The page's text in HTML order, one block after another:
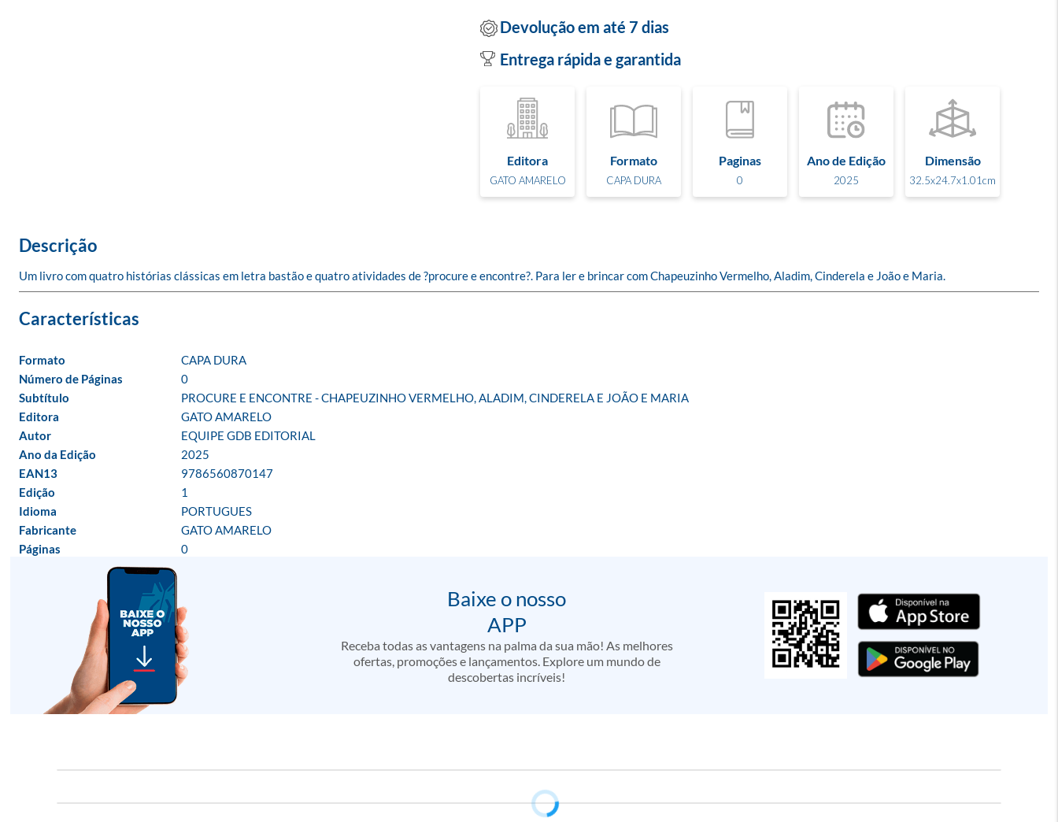
Devolução em até 7 dias
Entrega rápida e garantida
Editora
GATO AMARELO
Formato
CAPA DURA
Paginas
0
Ano de Edição
2025
Dimensão
32.5x24.7x1.01cm
Descrição
Um livro com quatro histórias clássicas em letra bastão e quatro atividades de ?procure e encontre?. Para ler e brincar com Chapeuzinho Vermelho, Aladim, Cinderela e João e Maria.
Formato
CAPA DURA
Número de Páginas
0
Subtítulo
PROCURE E ENCONTRE - CHAPEUZINHO VERMELHO, ALADIM, CINDERELA E JOÃO E MARIA
Editora
GATO AMARELO
Autor
EQUIPE GDB EDITORIAL
Ano da Edição
2025
EAN13
9786560870147
Edição
1
Idioma
PORTUGUES
Fabricante
GATO AMARELO
Páginas
0
Baixe o nosso
APP
Receba todas as vantagens na palma da sua mão! As melhores
ofertas, promoções e lançamentos. Explore um mundo de
descobertas incríveis!